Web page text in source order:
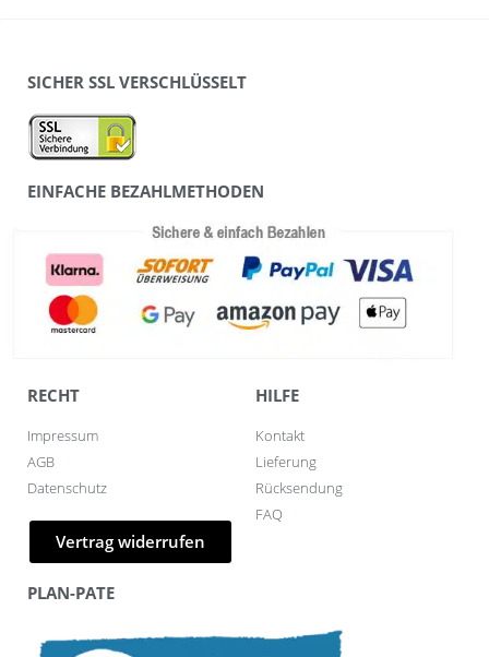
SICHER SSL VERSCHLÜSSELT
EINFACHE BEZAHLMETHODEN
RECHT
Impressum
AGB
Datenschutz
Vertrag widerrufen
HILFE
Kontakt
Lieferung
Rücksendung
FAQ
PLAN-PATE